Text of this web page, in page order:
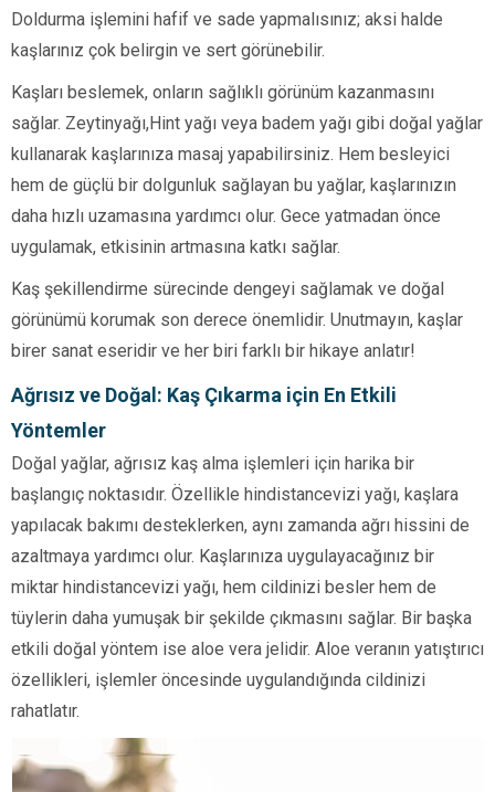
Doldurma işlemini hafif ve sade yapmalısınız; aksi halde
kaşlarınız çok belirgin ve sert görünebilir.
Kaşları beslemek, onların sağlıklı görünüm kazanmasını
sağlar. Zeytinyağı,Hint yağı veya badem yağı gibi doğal yağlar
kullanarak kaşlarınıza masaj yapabilirsiniz. Hem besleyici
hem de güçlü bir dolgunluk sağlayan bu yağlar, kaşlarınızın
daha hızlı uzamasına yardımcı olur. Gece yatmadan önce
uygulamak, etkisinin artmasına katkı sağlar.
Kaş şekillendirme sürecinde dengeyi sağlamak ve doğal
görünümü korumak son derece önemlidir. Unutmayın, kaşlar
birer sanat eseridir ve her biri farklı bir hikaye anlatır!
Ağrısız ve Doğal: Kaş Çıkarma için En Etkili
Yöntemler
Doğal yağlar, ağrısız kaş alma işlemleri için harika bir
başlangıç noktasıdır. Özellikle hindistancevizi yağı, kaşlara
yapılacak bakımı desteklerken, aynı zamanda ağrı hissini de
azaltmaya yardımcı olur. Kaşlarınıza uygulayacağınız bir
miktar hindistancevizi yağı, hem cildinizi besler hem de
tüylerin daha yumuşak bir şekilde çıkmasını sağlar. Bir başka
etkili doğal yöntem ise aloe vera jelidir. Aloe veranın yatıştırıcı
özellikleri, işlemler öncesinde uygulandığında cildinizi
rahatlatır.